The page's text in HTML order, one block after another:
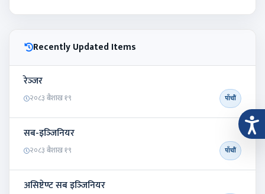
Recently Updated Items
रेञ्‍जर
२०८३ बैशाख १९ पाँचौं
सब-इञ्‍जिनियर
२०८३ बैशाख १९ पाँचौं
असिष्टेण्ट सब इञ्‍जिनियर